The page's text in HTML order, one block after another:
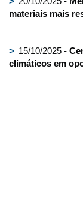
materiais mais
> 15/10/2025 -
climáticos em